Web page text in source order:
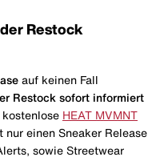
Restock
auf keinen Fall
Restock sofort informiert
HEAT MVMNT
nur einen Sneaker Release
sowie Streetwear